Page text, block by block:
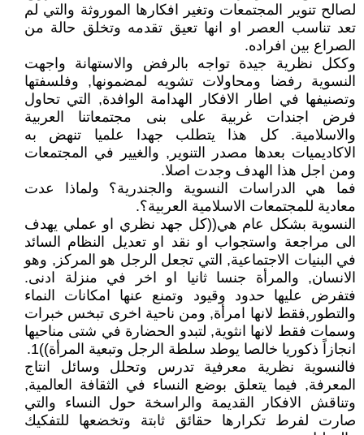
لصالح تنوير المجتمعات وتغير افكارها الموروثة والتي لم
تعد تناسب العصر او انها تعيق تقدمه وتخلق حالة من
الصراع بين افراده.
وككل نظرية جيدة تواجه بالرفض والاستهانة واجهت
النسوية رفضا ومحاولات تشويه لمضمونها, وفلسفتها
وتصنيفها في اطار الافكار الهدامة الوافدة, التي تحاول
فرض اجندات غربية على بنى مجتمعاتنا العربية
والاسلامية. كل هذا يتطلب جهدا علميا تنهض به
الاكاديميات بعدها مصدر التنوير, والغيير في المجتمعات
ومن اجل هذا الهدف وجدت اصلا.
فما هي الدراسات النسوية والجندرية؟ ولماذا عدت
معادية للمجتمعات الاسلامية العربية؟.
النسوية بشكل عام هي((كل جهد نظري او عملي يهدف
الى مراجعة واستجواب او نقد او تعديل النظام السائد
في البنيات الاجتماعية, التي تجعل الرجل هو المركز, وهو
الانسان, والمرأة جنسا ثانيا او اخر في منزلة ادنى.
فتفرض عليها حدود وقيود وتمنع عنها امكانات النماء
والتطور,فقط لانها امرأة, ومن ناحية اخرى تبخس خبرات
وسمات فقط لانها انثوية, لتبدو الحضارة في شتى مناحيها
انجازاً ذكوريا خالصا يوطد سلطة الرجل وتبعية المرأة))1.
فالنسوية نظرية معرفية تدرس وتحلل وسائل انتاج
المعرفة, فيما يتعلق بوضع النساء في الثقافة العالمية,
وتناقش الافكار القديمة والراسخة حول النساء والتي
صارت لفرط تكرارها حقائق ثابتة وتخضعها للتفكيك